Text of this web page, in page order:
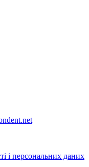
і персональних даних